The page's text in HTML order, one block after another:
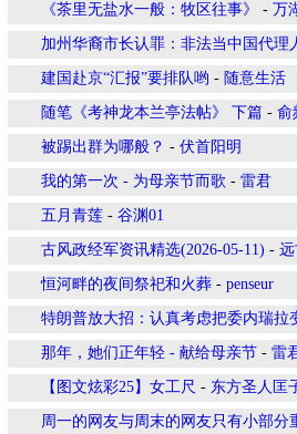
《茶里无盐水一般：牧区往事》 - 万
加州华裔市长认罪：非法当中国代理
建国赴京“汇报”要排队哟 - 随意生活
随笔《考神龙本兰亭法帖》 下篇 - 俞
被踢出群为哪般？ - 伏首阳明
我的第一次 - 为母亲节而歌 - 雷君
五月青莲 - 谷渊01
古风政经军资讯精选(2026-05-11) -
恒河畔的夜间祭祀和火葬 - penseur
特朗普放大招：认真考虑把委内瑞拉
那年，她们正年轻 - 献给母亲节 - 雷
【图文炫彩25】女工尺 - 东方圣人匡
周一的网友与周末的网友只有小部分